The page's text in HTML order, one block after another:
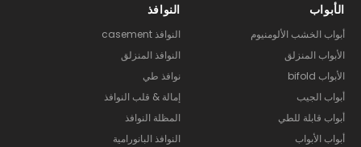
الأبواب
أبواب الخشب الألومنيوم
الأبواب المنزلق
الأبواب bifold
أبواب الجيب
أبواب قابلة للطي
أبواب الأبواب
النوافذ
النوافذ casement
النوافذ المنزلق
نوافذ طي
إمالة & قلب النوافذ
المظلة النوافذ
النوافذ البانورامية